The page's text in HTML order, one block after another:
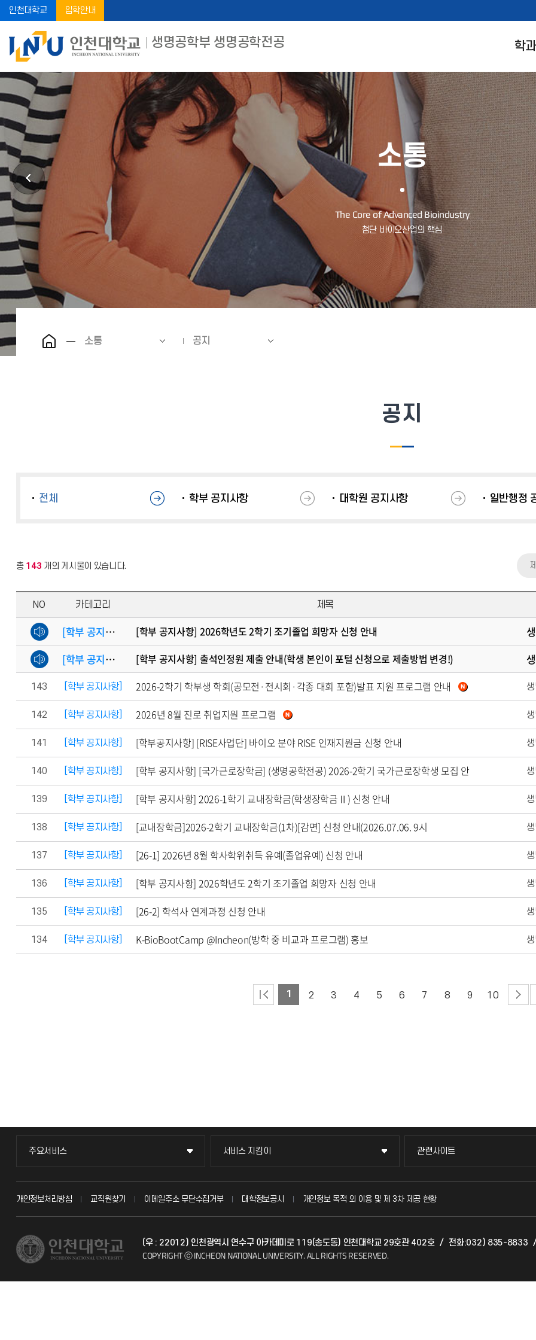
인천대학교 입학안내
생명공학부 생명공학전공 학과
소통
소통 공지
공지
전체 학부 공지사항 대학원 공지사항 일반행정
총 143 개의 게시물이 있습니다.
NO 카테고리 제목
[학부 공지사항] [학부 공지사항] 2026학년도 2학기 조기졸업 희망자 신청 안내
[학부 공지사항] [학부 공지사항] 출석인정원 제출 안내(학생 본인이 포털 신청으로 제출방법 변경!)
143 [학부 공지사항] 2026-2학기 학부생 학회(공모전·전시회·각종 대회 포함)발표 지원 프로그램 안내
142 [학부 공지사항] 2026년 8월 진로 취업지원 프로그램
141 [학부 공지사항] [학부공지사항] [RISE사업단] 바이오 분야 RISE 인재지원금 신청 안내
140 [학부 공지사항] [학부 공지사항] [국가근로장학금] (생명공학전공) 2026-2학기 국가근로장학생 모집 안
139 [학부 공지사항] [학부 공지사항] 2026-1학기 교내장학금(학생장학금Ⅱ) 신청 안내
138 [학부 공지사항] [교내장학금]2026-2학기 교내장학금(1차)[감면] 신청 안내(2026.07.06. 9시
137 [학부 공지사항] [26-1] 2026년 8월 학사학위취득 유예(졸업유예) 신청 안내
136 [학부 공지사항] [학부 공지사항] 2026학년도 2학기 조기졸업 희망자 신청 안내
135 [학부 공지사항] [26-2] 학석사 연계과정 신청 안내
134 [학부 공지사항] K-BioBootCamp @Incheon(방학 중 비교과 프로그램) 홍보
1 2 3 4 5 6 7 8 9 10
주요서비스
주요서비스
교무회의방송
시설예약
서비스 지킴이
서비스 지킴이
묻고 답하기
자주 묻는 질문(FAQ)
관련사이트
관련사이트
국방헬프콜
산학협력단
개인정보처리방침 교직원찾기 이메일주소 무단수집거부 대학정보공시 개인정보 목적 외 이용 및 제 3차 제공 현황
(우 : 22012) 인천광역시 연수구 아카데미로 119(송도동) 인천대학교 29호관 402호 / 전화:032) 835-8833
COPYRIGHT ⓒ INCHEON NATIONAL UNIVERSITY.ALL RIGHTS RESERVED.